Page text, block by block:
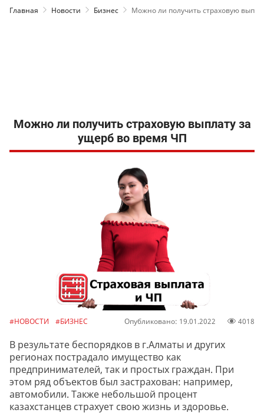
Главная Новости Бизнес Можно ли получить страховую
Можно ли получить страховую выплату за
ущерб во время ЧП
#НОВОСТИ #БИЗНЕС Опубликовано: 19.01.2022 4018
В результате беспорядков в г.Алматы и других
регионах пострадало имущество как
предпринимателей, так и простых граждан. При
этом ряд объектов был застрахован: например,
автомобили. Также небольшой процент
казахстанцев страхует свою жизнь и здоровье.